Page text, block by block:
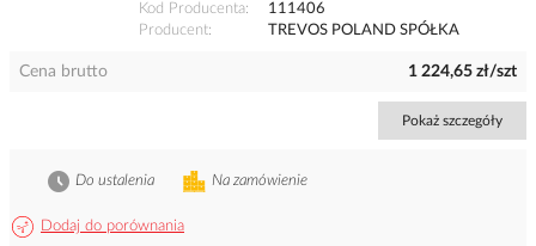
Kod Producenta
111406
Producent
TREVOS POLAND SPÓŁKA
Cena brutto 1 224,65 zł/szt
Pokaż szczegóły
Dodaj do porównania
Na zamówienie
Do ustalenia